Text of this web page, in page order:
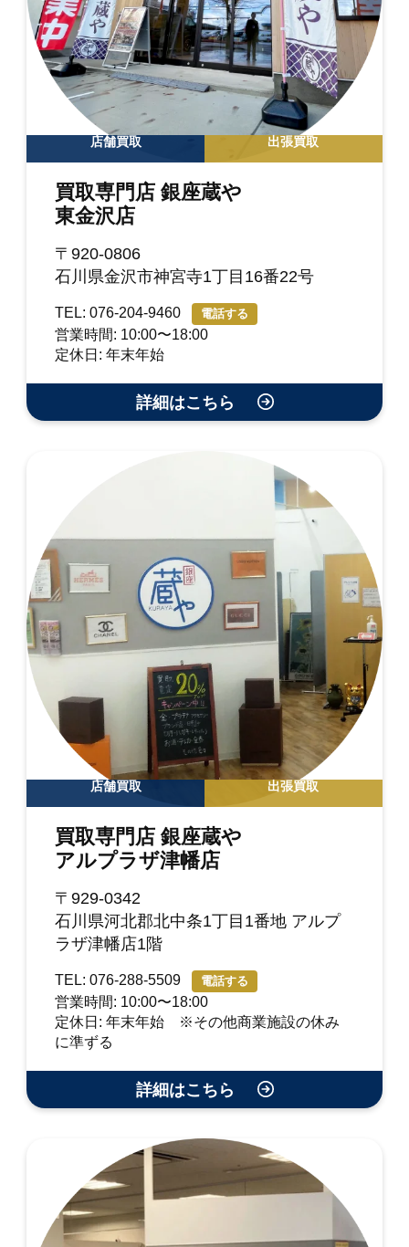
店舗買取 出張買取
買取専門店 銀座蔵や
東金沢店
〒920-0806
石川県金沢市神宮寺1丁目16番22号
TEL: 076-204-9460 電話する
営業時間: 10:00〜18:00
定休日: 年末年始
詳細はこちら
店舗買取 出張買取
買取専門店 銀座蔵や
アルプラザ津幡店
〒929-0342
石川県河北郡北中条1丁目1番地 アルプ
ラザ津幡店1階
TEL: 076-288-5509 電話する
営業時間: 10:00〜18:00
定休日: 年末年始 ※その他商業施設の休み
に準ずる
詳細はこちら